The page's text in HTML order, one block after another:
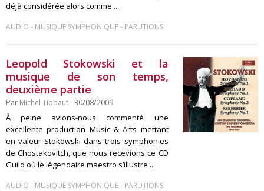
déjà considérée alors comme ...
AUDIO - MUSIQUE SYMPHONIQUE- PARUTIONS
Leopold Stokowski et la
musique de son temps,
deuxième partie
Par Michel Tibbaut- 30/08/2009
À peine avions-nous commenté une
excellente production Music & Arts mettant
en valeur Stokowski dans trois symphonies
de Chostakovitch, que nous recevions ce CD
Guild où le légendaire maestro s’illustre ...
AUDIO - MUSIQUE SYMPHONIQUE- PARUTIONS